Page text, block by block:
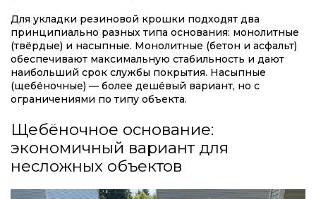
Для укладки резиновой крошки подходят два
принципиально разных типа основания: монолитные
(твёрдые) и насыпные. Монолитные (бетон и асфальт)
обеспечивают максимальную стабильность и дают
наибольший срок службы покрытия. Насыпные
(щебёночные) — более дешёвый вариант, но с
ограничениями по типу объекта.
Щебёночное основание:
экономичный вариант для
несложных объектов